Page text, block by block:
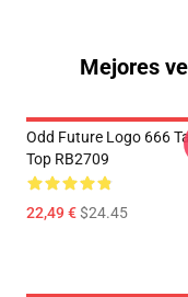
Mejores
Odd Future Logo 666
Top RB2709
22,49 €$24.45